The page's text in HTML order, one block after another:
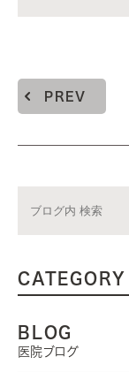
PREV
CATEGORY
BLOG
医院ブログ